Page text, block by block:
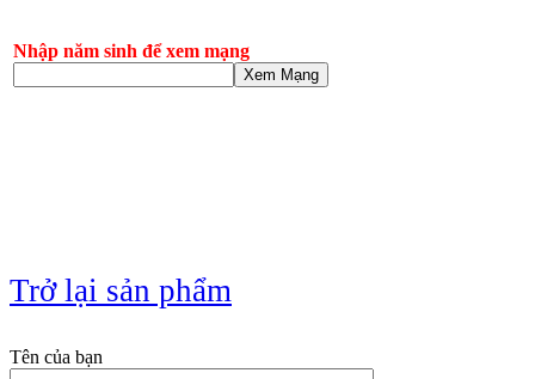
Nhập năm sinh để xem mạng
Xem Mạng
Trở lại sản phẩm
Tên của bạn